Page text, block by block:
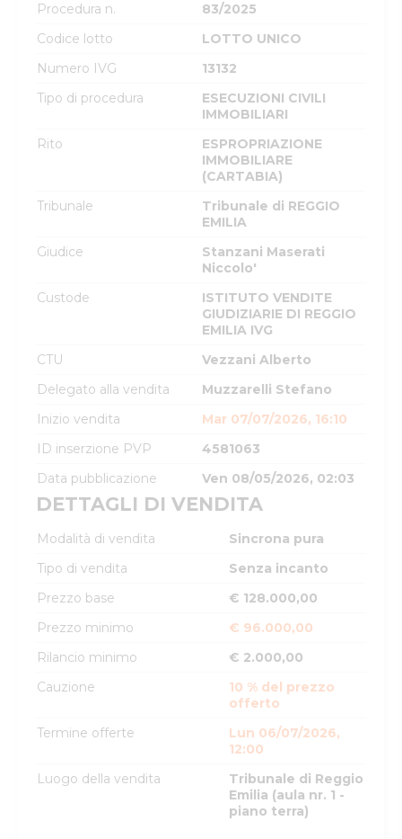
Procedura n.
83/2025
Codice lotto
LOTTO UNICO
Numero IVG
13132
Tipo di procedura
ESECUZIONI CIVILI
IMMOBILIARI
Rito
ESPROPRIAZIONE
IMMOBILIARE
(CARTABIA)
Tribunale
Tribunale di REGGIO
EMILIA
Giudice
Stanzani Maserati
Niccolo'
Custode
ISTITUTO VENDITE
GIUDIZIARIE DI REGGIO
EMILIA IVG
CTU
Vezzani Alberto
Delegato alla vendita
Muzzarelli Stefano
Inizio vendita
Mar 07/07/2026, 16:10
ID inserzione PVP
4581063
Data pubblicazione
Ven 08/05/2026, 02:03
DETTAGLI DI VENDITA
Modalità di vendita
Sincrona pura
Tipo di vendita
Senza incanto
Prezzo base
€ 128.000,00
Prezzo minimo
€ 96.000,00
Rilancio minimo
€ 2.000,00
Cauzione
10 % del prezzo
offerto
Termine offerte
Lun 06/07/2026,
12:00
Luogo della vendita
Tribunale di Reggio
Emilia (aula nr. 1 -
piano terra)